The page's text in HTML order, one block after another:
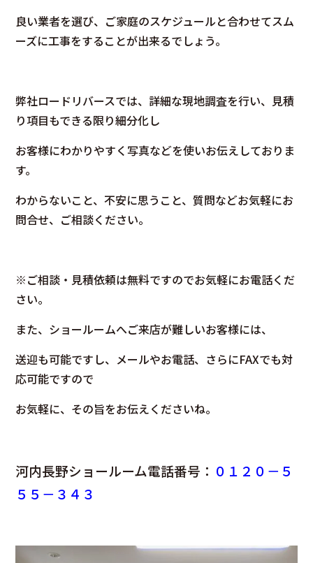
良い業者を選び、ご家庭のスケジュールと合わせてスム
ーズに工事をすることが出来るでしょう。
弊社ロードリバースでは、詳細な現地調査を行い、見積
り項目もできる限り細分化し
お客様にわかりやすく写真などを使いお伝えしておりま
す。
わからないこと、不安に思うこと、質問などお気軽にお
問合せ、ご相談ください。
※ご相談・見積依頼は無料ですのでお気軽にお電話くだ
さい。
また、ショールームへご来店が難しいお客様には、
送迎も可能ですし、メールやお電話、さらにFAXでも対
応可能ですので
お気軽に、その旨をお伝えくださいね。
河内長野ショールーム電話番号： ０１２０－５
５５－３４３